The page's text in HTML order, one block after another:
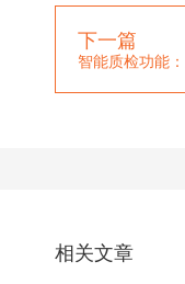
下一篇
智能质检功能
相关文章